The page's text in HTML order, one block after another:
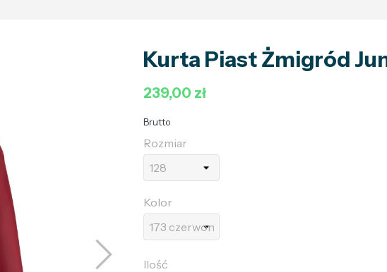
Kurta Piast Żmigród
239,00 zł
Brutto
Rozmiar
Kolor
Ilość